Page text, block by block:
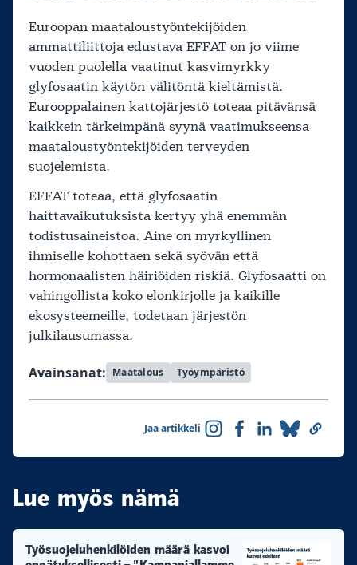
Euroopan maataloustyöntekijöiden
ammattiliittoja edustava EFFAT on jo viime
vuoden puolella vaatinut kasvimyrkky
glyfosaatin käytön välitöntä kieltämistä.
Eurooppalainen kattojärjestö toteaa pitävänsä
kaikkein tärkeimpänä syynä vaatimukseensa
maataloustyöntekijöiden terveyden
suojelemista.
EFFAT toteaa, että glyfosaatin
haittavaikutuksista kertyy yhä enemmän
todistusaineistoa. Aine on myrkyllinen
ihmiselle kohottaen sekä syövän että
hormonaalisten häiriöiden riskiä. Glyfosaatti on
vahingollista koko elonkirjolle ja kaikille
ekosysteemeille, todetaan järjestön
julkilausumassa.
Avainsanat: Maatalous Työympäristö
Jaa artikkeli
Lue myös nämä
Työsuojeluhenkilöiden määrä kasvoi